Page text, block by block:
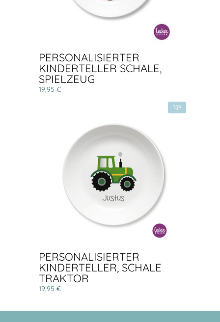
PERSONALISIERTER
KINDERTELLER SCHALE,
SPIELZEUG
19,95 €
TOP
PERSONALISIERTER
KINDERTELLER, SCHALE
TRAKTOR
19,95 €